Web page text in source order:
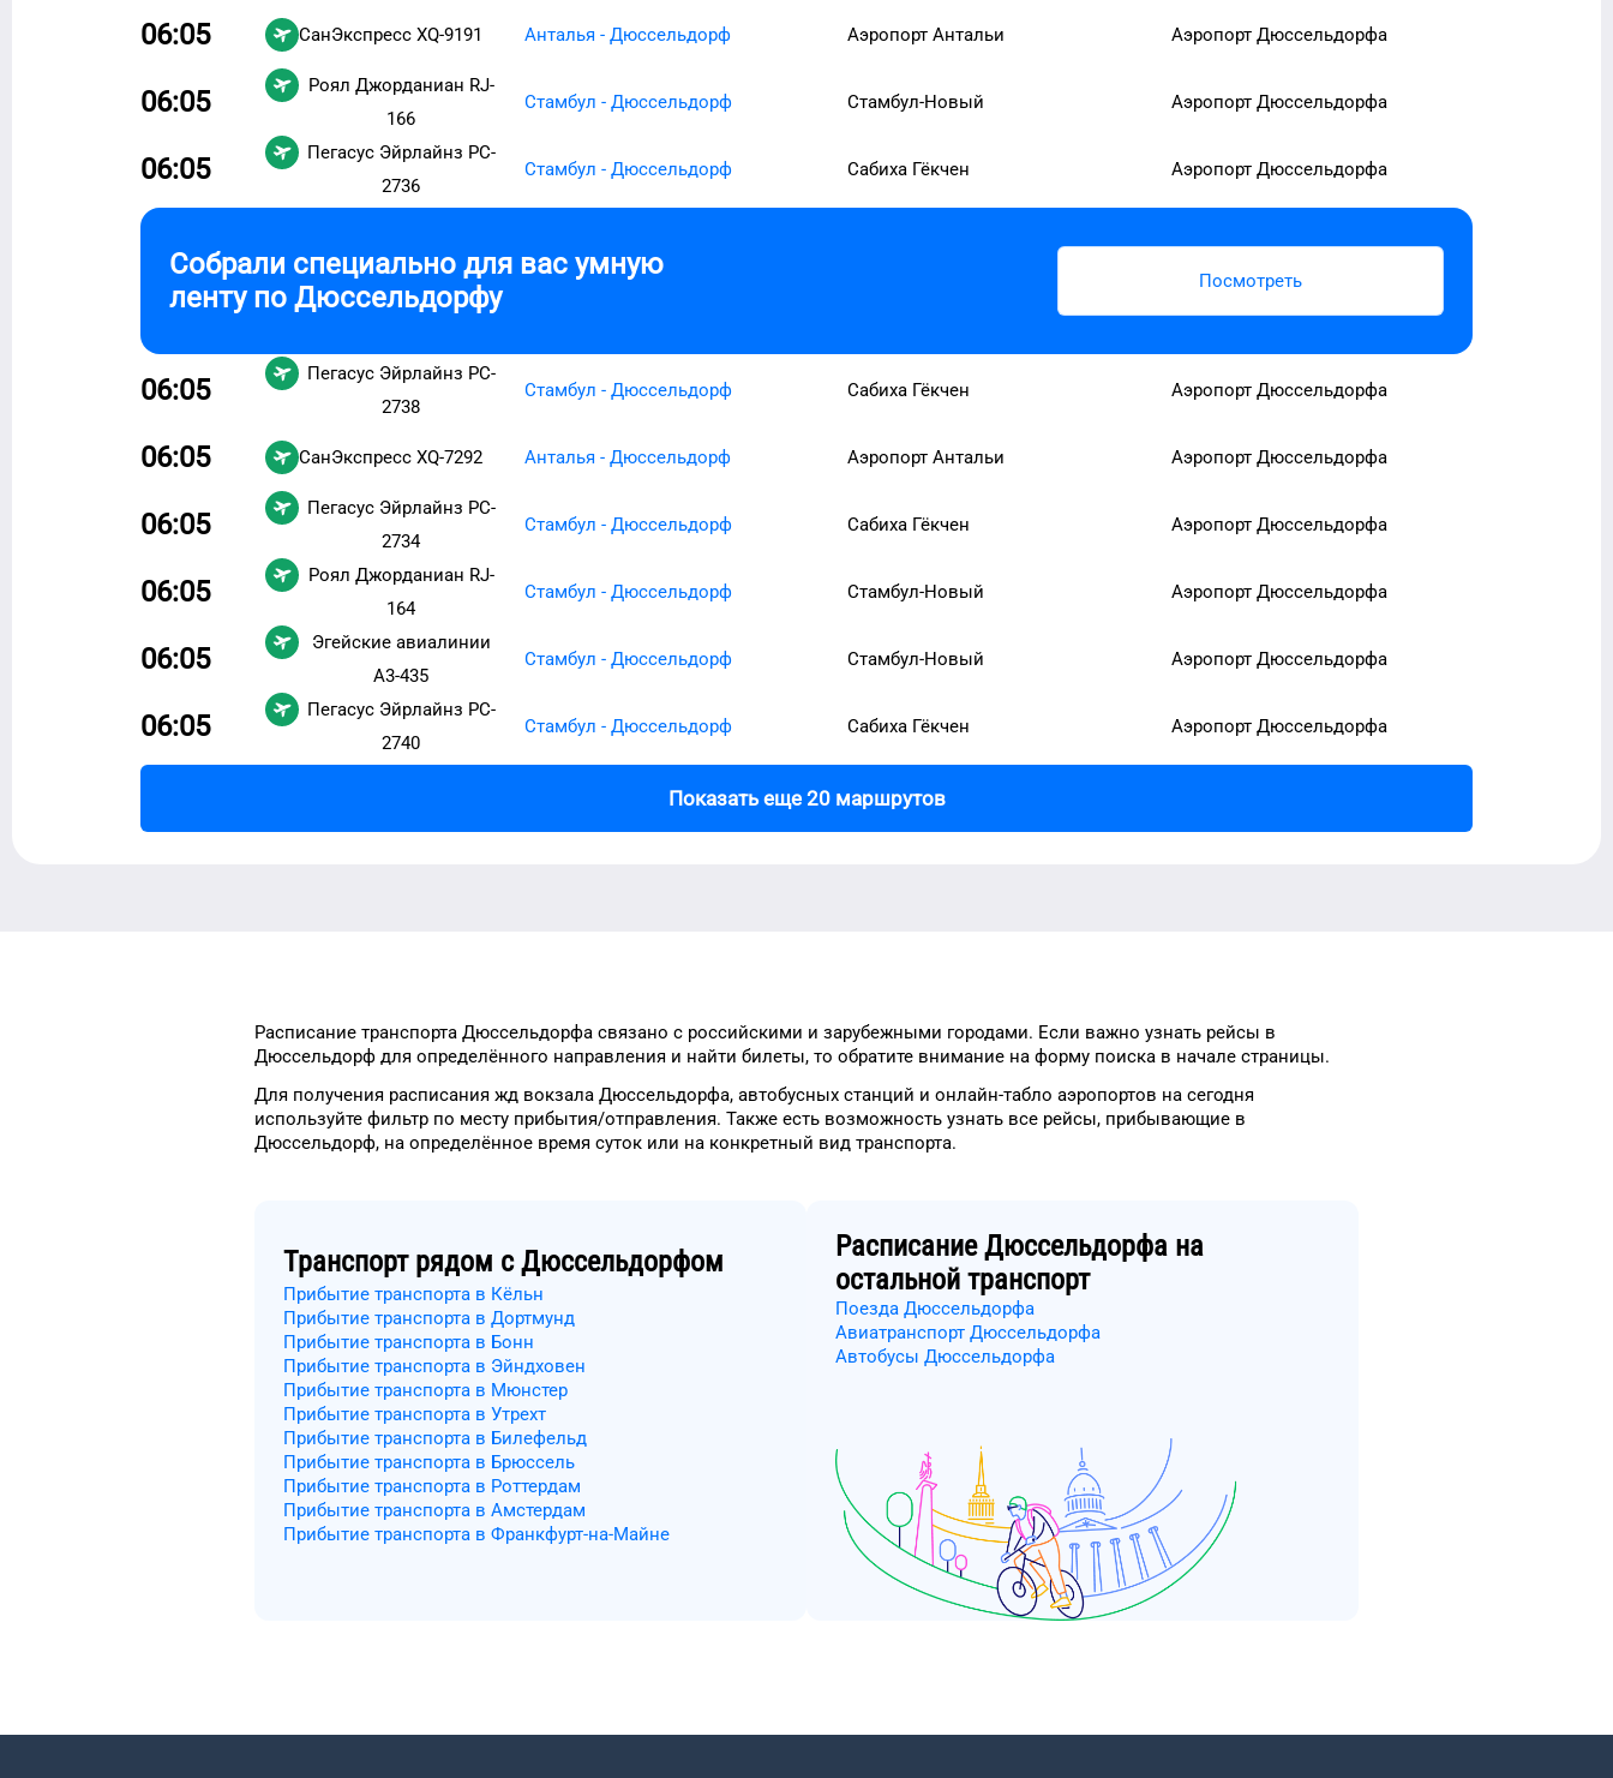
06:05 СанЭкспресс XQ-9191 Анталья - Дюссельдорф Аэропорт Антальи Аэропорт Дюссельдорфа
06:05 Роял Джорданиан RJ-
166
Стамбул - Дюссельдорф Стамбул-Новый Аэропорт Дюссельдорфа
06:05 Пегасус Эйрлайнз PC-
2736
Стамбул - Дюссельдорф Сабиха Гёкчен Аэропорт Дюссельдорфа
Собрали специально для вас умную
ленту по Дюссельдорфу Посмотреть
06:05 Пегасус Эйрлайнз PC-
2738
Стамбул - Дюссельдорф Сабиха Гёкчен Аэропорт Дюссельдорфа
06:05 СанЭкспресс XQ-7292 Анталья - Дюссельдорф Аэропорт Антальи Аэропорт Дюссельдорфа
06:05 Пегасус Эйрлайнз PC-
2734
Стамбул - Дюссельдорф Сабиха Гёкчен Аэропорт Дюссельдорфа
06:05 Роял Джорданиан RJ-
164
Стамбул - Дюссельдорф Стамбул-Новый Аэропорт Дюссельдорфа
06:05
Эгейские авиалинии
A3-435
Стамбул - Дюссельдорф Стамбул-Новый Аэропорт Дюссельдорфа
06:05 Пегасус Эйрлайнз PC-
2740
Стамбул - Дюссельдорф Сабиха Гёкчен Аэропорт Дюссельдорфа
Показать еще 20 маршрутов
Расписание транспорта Дюссельдорфа связано с российскими и зарубежными городами. Если важно узнать рейсы в
Дюссельдорф для определённого направления и найти билеты, то обратите внимание на форму поиска в начале страницы.
Для получения расписания жд вокзала Дюссельдорфа, автобусных станций и онлайн-табло аэропортов на сегодня
используйте фильтр по месту прибытия/отправления. Также есть возможность узнать все рейсы, прибывающие в
Дюссельдорф, на определённое время суток или на конкретный вид транспорта.
Транспорт рядом с Дюссельдорфом
Прибытие транспорта в Кёльн
Прибытие транспорта в Дортмунд
Прибытие транспорта в Бонн
Прибытие транспорта в Эйндховен
Прибытие транспорта в Мюнстер
Прибытие транспорта в Утрехт
Прибытие транспорта в Билефельд
Прибытие транспорта в Брюссель
Прибытие транспорта в Роттердам
Прибытие транспорта в Амстердам
Прибытие транспорта в Франкфурт-на-Майне
РасписаниеДюссельдорфа на
остальной транспорт
Поезда Дюссельдорфа
Авиатранспорт Дюссельдорфа
Автобусы Дюссельдорфа